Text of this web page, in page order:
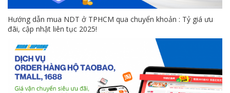
Hướng dẫn mua NDT ở TPHCM qua chuyển khoản : Tỷ giá ưu
đãi, cập nhật liên tục 2025!